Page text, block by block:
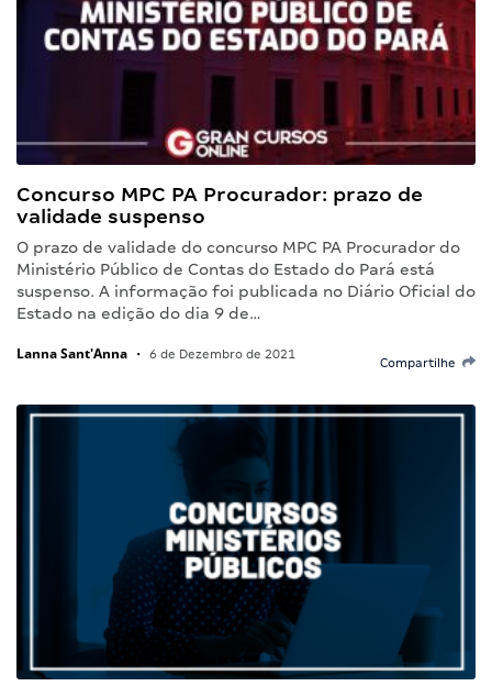
Concurso MPC PA Procurador: prazo de
validade suspenso
O prazo de validade do concurso MPC PA Procurador do
Ministério Público de Contas do Estado do Pará está
suspenso. A informação foi publicada no Diário Oficial do
Estado na edição do dia 9 de…
Lanna Sant'Anna • 6 de Dezembro de 2021
Compartilhe